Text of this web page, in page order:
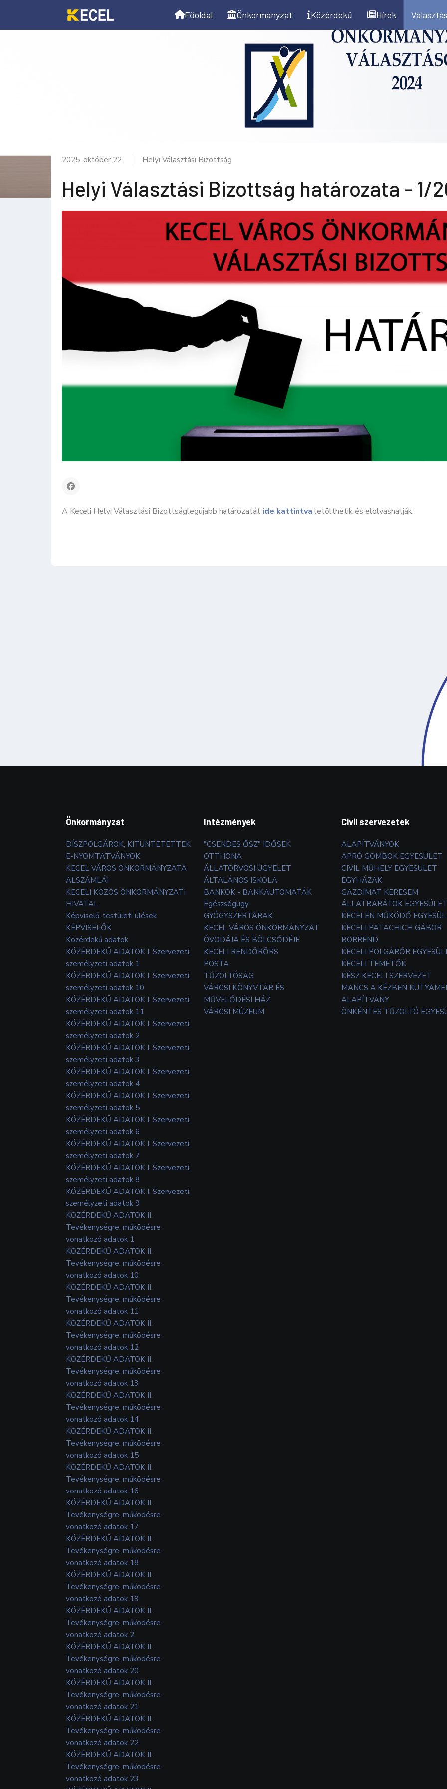
Főoldal Önkormányzat Közérdekű Hírek
2025. október 22 Helyi Választási Bizottság
Helyi Választási Bizottság határozata - 1/
A Keceli Helyi Választási Bizottságlegújabb határozatát ide kattintva letölthetik és elolvashatják.
Önkormányzat
DÍSZPOLGÁROK, KITÜNTETETTEK
E-NYOMTATVÁNYOK
KECEL VÁROS ÖNKORMÁNYZATA
ALSZÁMLÁI
KECELI KÖZÖS ÖNKORMÁNYZATI
HIVATAL
Képviselő-testületi ülések
KÉPVISELŐK
Közérdekű adatok
KÖZÉRDEKŰ ADATOK I. Szervezeti,
személyzeti adatok 1
KÖZÉRDEKŰ ADATOK I. Szervezeti,
személyzeti adatok 10
KÖZÉRDEKŰ ADATOK I. Szervezeti,
személyzeti adatok 11
KÖZÉRDEKŰ ADATOK I. Szervezeti,
személyzeti adatok 2
KÖZÉRDEKŰ ADATOK I. Szervezeti,
személyzeti adatok 3
KÖZÉRDEKŰ ADATOK I. Szervezeti,
személyzeti adatok 4
KÖZÉRDEKŰ ADATOK I. Szervezeti,
személyzeti adatok 5
KÖZÉRDEKŰ ADATOK I. Szervezeti,
személyzeti adatok 6
KÖZÉRDEKŰ ADATOK I. Szervezeti,
személyzeti adatok 7
KÖZÉRDEKŰ ADATOK I. Szervezeti,
személyzeti adatok 8
KÖZÉRDEKŰ ADATOK I. Szervezeti,
személyzeti adatok 9
KÖZÉRDEKŰ ADATOK II.
Tevékenységre, működésre
vonatkozó adatok 1
KÖZÉRDEKŰ ADATOK II.
Tevékenységre, működésre
vonatkozó adatok 10
KÖZÉRDEKŰ ADATOK II.
Tevékenységre, működésre
vonatkozó adatok 11
KÖZÉRDEKŰ ADATOK II.
Tevékenységre, működésre
vonatkozó adatok 12
KÖZÉRDEKŰ ADATOK II.
Tevékenységre, működésre
vonatkozó adatok 13
KÖZÉRDEKŰ ADATOK II.
Tevékenységre, működésre
vonatkozó adatok 14
KÖZÉRDEKŰ ADATOK II.
Tevékenységre, működésre
vonatkozó adatok 15
KÖZÉRDEKŰ ADATOK II.
Tevékenységre, működésre
vonatkozó adatok 16
KÖZÉRDEKŰ ADATOK II.
Tevékenységre, működésre
vonatkozó adatok 17
KÖZÉRDEKŰ ADATOK II.
Tevékenységre, működésre
vonatkozó adatok 18
KÖZÉRDEKŰ ADATOK II.
Tevékenységre, működésre
vonatkozó adatok 19
KÖZÉRDEKŰ ADATOK II.
Tevékenységre, működésre
vonatkozó adatok 2
KÖZÉRDEKŰ ADATOK II.
Tevékenységre, működésre
vonatkozó adatok 20
KÖZÉRDEKŰ ADATOK II.
Tevékenységre, működésre
vonatkozó adatok 21
KÖZÉRDEKŰ ADATOK II.
Tevékenységre, működésre
vonatkozó adatok 22
KÖZÉRDEKŰ ADATOK II.
Tevékenységre, működésre
vonatkozó adatok 23
Intézmények
"CSENDES ŐSZ" IDŐSEK
OTTHONA
ÁLLATORVOSI ÜGYELET
ÁLTALÁNOS ISKOLA
BANKOK - BANKAUTOMATÁK
Egészségügy
GYÓGYSZERTÁRAK
KECEL VÁROS ÖNKORMÁNYZAT
ÓVODÁJA ÉS BÖLCSŐDÉJE
KECELI RENDŐRŐRS
POSTA
TŰZOLTÓSÁG
VÁROSI KÖNYVTÁR ÉS
MŰVELŐDÉSI HÁZ
VÁROSI MÚZEUM
Civil szervezetek
ALAPÍTVÁNYOK
APRÓ GOMBOK EGYESÜLET
CIVIL MŰHELY EGYESÜLET
EGYHÁZAK
GAZDIMAT KERESEM
ÁLLATBARÁTOK
KECELEN MŰKÖDŐ
KECELI PATACHICH GÁBOR
BORREND
KECELI POLGÁRŐR
KECELI TEMETŐK
KÉSZ KECELI SZERVEZET
MANCS A KÉZBEN
ALAPÍTVÁNY
ÖNKÉNTES TŰZOLTÓ